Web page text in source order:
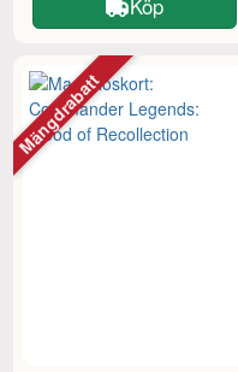
Mängdrabatt